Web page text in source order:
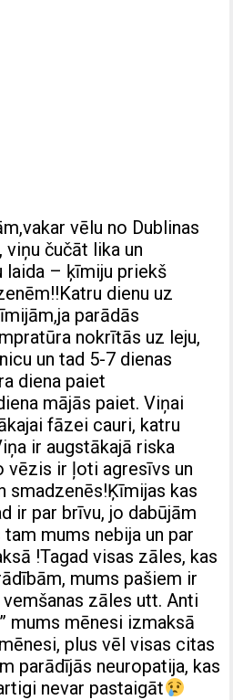
vēlu no Dublinas
čučāt lika un
laida – ķīmiju priekš
dienu uz
parādās
nokrītās uz leju,
un tad 5-7 dienas
diena paiet
mājās paiet. Viņai
fāzei cauri, katru
ir augstākajā riska
vēzis ir ļoti agresīvs un
smadzenēs!Ķīmijas kas
ir par brīvu, jo dabūjām
mums nebija un par
!Tagad visas zāles, kas
mums pašiem ir
zāles utt. Anti
mums mēnesi izmaksā
plus vēl visas citas
parādījās neuropatija, kas
nevar pastaigāt